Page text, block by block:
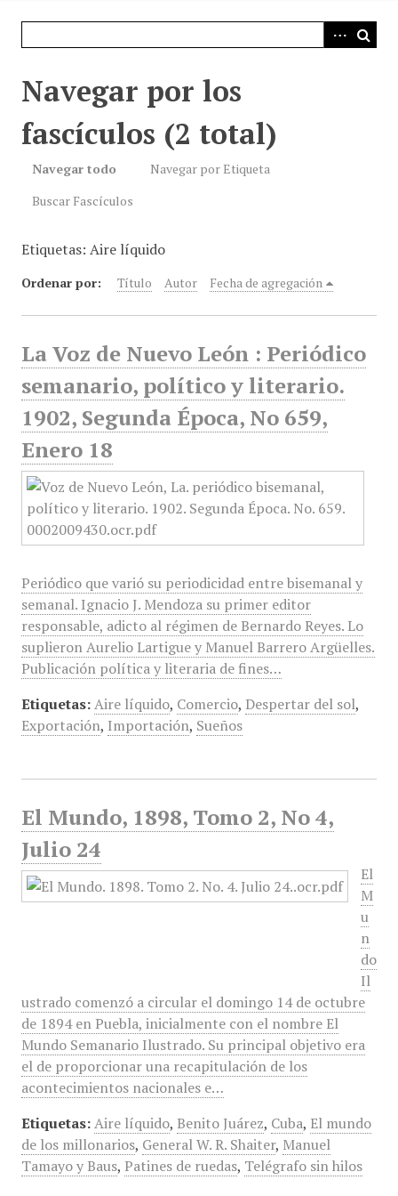
Navegar por los
fascículos (2 total)
Navegar todo
Navegar por Etiqueta
Buscar Fascículos
Etiquetas: Aire líquido
Ordenar por: Título Autor Fecha de agregación
La Voz de Nuevo León : Periódico
semanario, político y literario.
1902, Segunda Época, No 659,
Enero 18
Periódico que varió su periodicidad entre bisemanal y
semanal. Ignacio J. Mendoza su primer editor
responsable, adicto al régimen de Bernardo Reyes. Lo
suplieron Aurelio Lartigue y Manuel Barrero Argüelles.
Publicación política y literaria de fines…
Etiquetas: Aire líquido, Comercio, Despertar del sol,
Exportación, Importación, Sueños
El Mundo, 1898, Tomo 2, No 4,
Julio 24
El
M
u
n
do
Il
ustrado comenzó a circular el domingo 14 de octubre
de 1894 en Puebla, inicialmente con el nombre El
Mundo Semanario Ilustrado. Su principal objetivo era
el de proporcionar una recapitulación de los
acontecimientos nacionales e…
Etiquetas: Aire líquido, Benito Juárez, Cuba, El mundo
de los millonarios, General W. R. Shaiter, Manuel
Tamayo y Baus, Patines de ruedas, Telégrafo sin hilos